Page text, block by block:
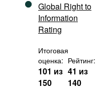
Global Right to
Information
Rating
Итоговая
оценка:
101 из
150
Рейтинг:
41 из
140